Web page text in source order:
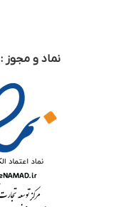
نماد و مجوز :